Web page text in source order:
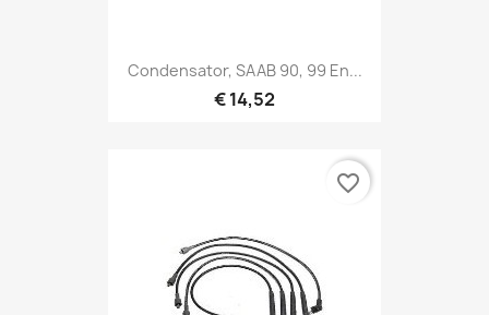
Condensator, SAAB 90, 99 En...
€ 14,52
favorite_border